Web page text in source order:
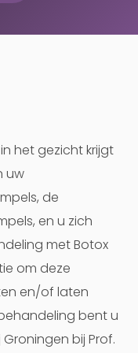
het gezicht krijgt
uw
de
en u zich
met Botox
om deze
en/of laten
bent u
bij Prof.